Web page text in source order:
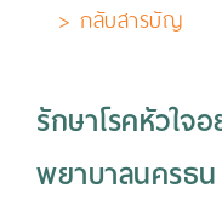
> กลับสารบัญ
รักษาโรคหัวใจ
พยาบาลนครธน